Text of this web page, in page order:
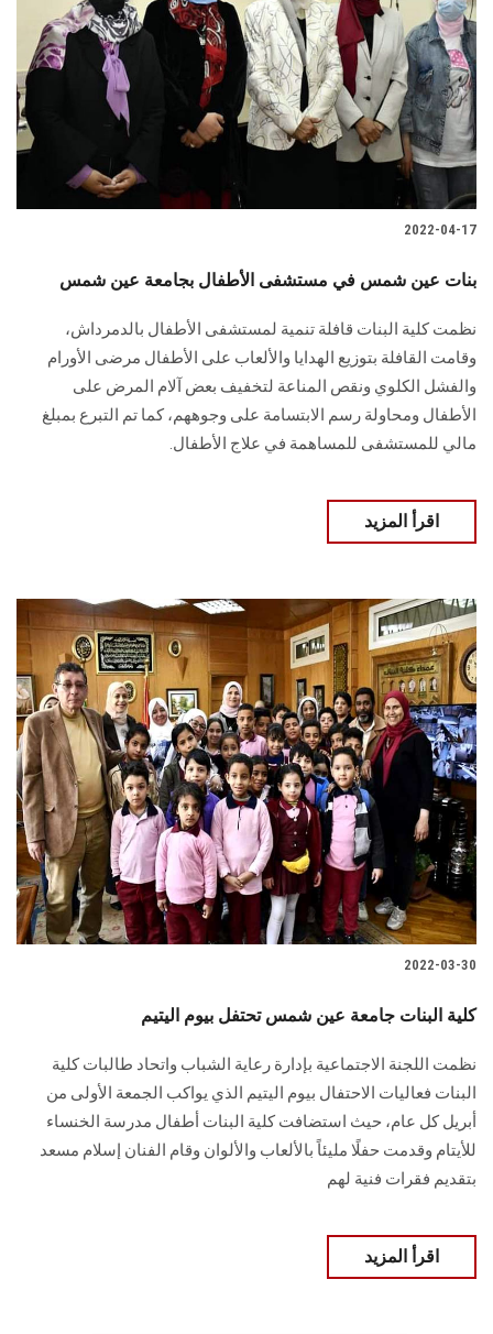
2022-04-17
بنات عين شمس في مستشفى الأطفال بجامعة عين شمس
نظمت كلية البنات قافلة تنمية لمستشفى الأطفال بالدمرداش،
وقامت القافلة بتوزيع الهدايا والألعاب على الأطفال مرضى الأورام
والفشل الكلوي ونقص المناعة لتخفيف بعض آلام المرض على
الأطفال ومحاولة رسم الابتسامة على وجوههم، كما تم التبرع بمبلغ
مالي للمستشفى للمساهمة في علاج الأطفال.
اقرأ المزيد
2022-03-30
كلية البنات جامعة عين شمس تحتفل بيوم اليتيم
نظمت اللجنة الاجتماعية بإدارة رعاية الشباب واتحاد طالبات كلية
البنات فعاليات الاحتفال بيوم اليتيم الذي يواكب الجمعة الأولى من
أبريل كل عام، حيث استضافت كلية البنات أطفال مدرسة الخنساء
للأيتام وقدمت حفلًا مليئاً بالألعاب والألوان وقام الفنان إسلام مسعد
بتقديم فقرات فنية لهم
اقرأ المزيد